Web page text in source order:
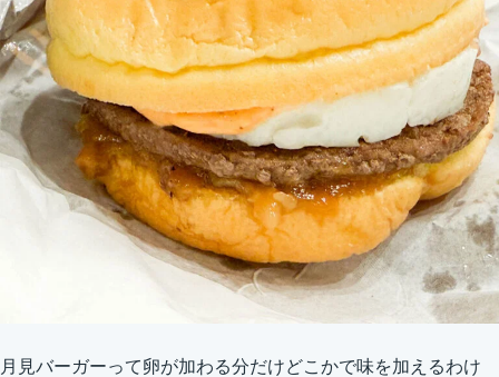
月見バーガーって卵が加わる分だけどこかで味を加えるわけ